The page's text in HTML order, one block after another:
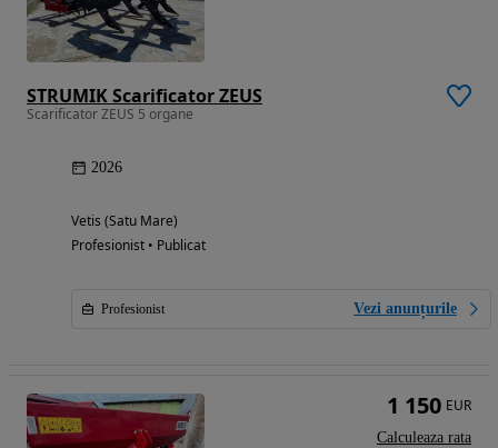
STRUMIK Scarificator ZEUS
Scarificator ZEUS 5 organe
2026
Vetis (Satu Mare)
Profesionist • Publicat
Profesionist Vezi anunțurile
1 150 EUR
Calculeaza rata